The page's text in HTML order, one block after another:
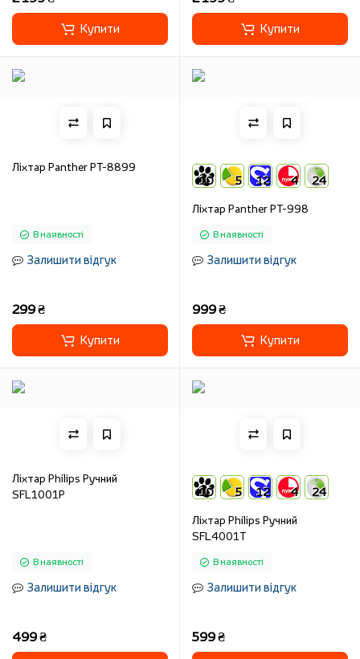
Купити Купити
Ліхтар Panther PT-8899
В наявності
Залишити відгук
299 ₴
Купити
10 5 12 4 24
Ліхтар Panther PT-998
В наявності
Залишити відгук
999 ₴
Купити
Ліхтар Philips Ручний
SFL1001P
В наявності
Залишити відгук
499 ₴
10 5 12 4 24
Ліхтар Philips Ручний
SFL4001T
В наявності
Залишити відгук
599 ₴